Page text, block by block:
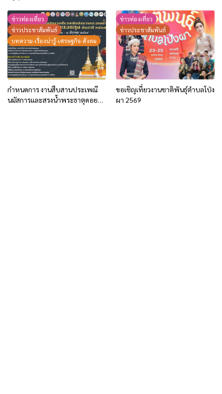
และชาติพันธุ์สู่รันเวย์โลก
ข่าวท่องเที่ยว
ข่าวประชาสัมพันธ์
บทความ-เรื่องน่ารู้-เศรษฐกิจ-สังคม
กำหนดการ งานสืบสานประเพณี
นมัสการและสรงน้ำพระธาตุดอยตุง
ข่าวท่องเที่ยว
ข่าวประชาสัมพันธ์
ขอเชิญเที่ยวงานชาติพันธ์ุตำบลโป่ง
ผา 2569